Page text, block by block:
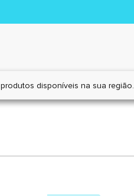
produtos disponíveis na sua região.